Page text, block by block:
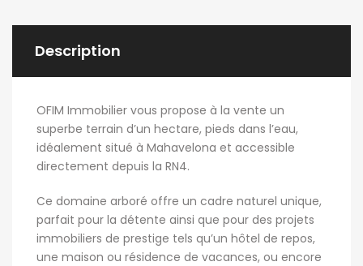
Description
OFIM Immobilier vous propose à la vente un
superbe terrain d’un hectare, pieds dans l’eau,
idéalement situé à Mahavelona et accessible
directement depuis la RN4.
Ce domaine arboré offre un cadre naturel unique,
parfait pour la détente ainsi que pour des projets
immobiliers de prestige tels qu’un hôtel de repos,
une maison ou résidence de vacances, ou encore